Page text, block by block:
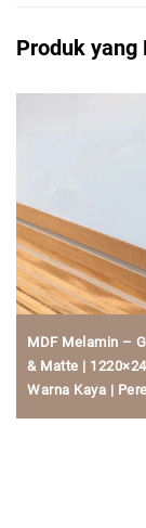
Produk yang
MDF Melamin –
& Matte |
Warna Kaya |